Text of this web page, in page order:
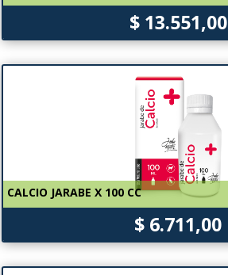
$ 13.551,00
CALCIO JARABE X 100 CC
$ 6.711,00